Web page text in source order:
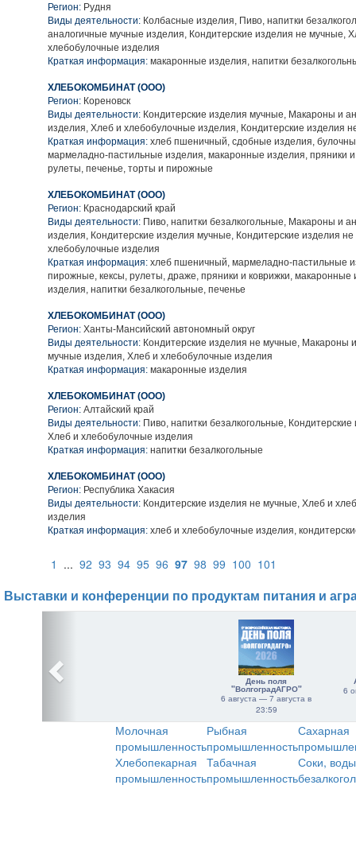
Регион: Рудня
Виды деятельности: Колбасные изделия, Пиво, напитки
аналогичные мучные изделия, Кондитерские изделия не мучные,
хлебобулочные изделия
Краткая информация: макаронные изделия, напитки
ХЛЕБОКОМБИНАТ (ООО)
Регион: Кореновск
Виды деятельности: Кондитерские изделия мучные, Макароны и
изделия, Хлеб и хлебобулочные изделия, Кондитерские изделия
Краткая информация: хлеб пшеничный, сдобные изделия,
мармеладно-пастильные изделия, макаронные изделия, пряники и
рулеты, печенье, торты и пирожные
ХЛЕБОКОМБИНАТ (ООО)
Регион: Краснодарский край
Виды деятельности: Пиво, напитки безалкогольные, Макароны и
изделия, Кондитерские изделия мучные, Кондитерские изделия
хлебобулочные изделия
Краткая информация: хлеб пшеничный, мармеладно-пастильные
пирожные, кексы, рулеты, драже, пряники и коврижки, макаронные
изделия, напитки безалкогольные, печенье
ХЛЕБОКОМБИНАТ (ООО)
Регион: Ханты-Мансийский автономный округ
Виды деятельности: Кондитерские изделия не мучные, Макароны
мучные изделия, Хлеб и хлебобулочные изделия
Краткая информация: макаронные изделия
ХЛЕБОКОМБИНАТ (ООО)
Регион: Алтайский край
Виды деятельности: Пиво, напитки безалкогольные,
Хлеб и хлебобулочные изделия
Краткая информация: напитки безалкогольные
ХЛЕБОКОМБИНАТ (ООО)
Регион: Республика Хакасия
Виды деятельности: Кондитерские изделия не мучные, Хлеб и
изделия
Краткая информация: хлеб и хлебобулочные изделия,
1 ... 92 93 94 95 96 97 98 99 100 101
Выставки и конференции по продуктам питания и
День поля
"ВолгоградАГРО"
6 августа — 7 августа в
23:59
6
Молочная
промышленность
Рыбная
промышленность
Сахарная
Хлебопекарная
промышленность
Табачная
промышленность
Соки,